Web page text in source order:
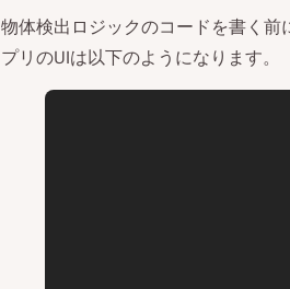
物体検出ロジックのコードを書く
プリのUIは以下のようになります。